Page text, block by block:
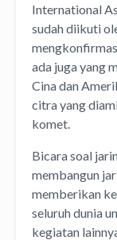
International
sudah diikuti
ada juga yang
Cina dan
citra yang
komet.
Bicara soal
membangun
memberikan
seluruh dunia
kegiatan